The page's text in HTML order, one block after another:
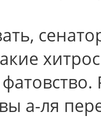
а-ля